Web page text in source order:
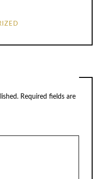
Required fields are